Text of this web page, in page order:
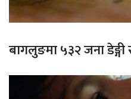
बागलुङमा ५३२ जना